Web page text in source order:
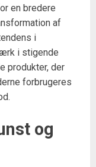
en bredere
af
i
i stigende
produkter, der
forbrugeres
og